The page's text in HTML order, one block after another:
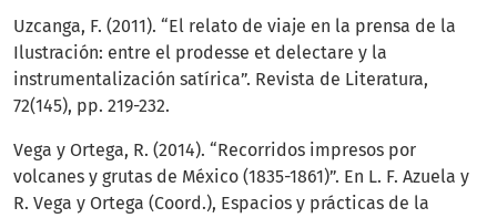
Uzcanga, F. (2011). “El relato de viaje en la prensa de la
Ilustración: entre el prodesse et delectare y la
instrumentalización satírica”. Revista de Literatura,
72(145), pp. 219-232.
Vega y Ortega, R. (2014). “Recorridos impresos por
volcanes y grutas de México (1835-1861)”. En L. F. Azuela y
R. Vega y Ortega (Coord.), Espacios y prácticas de la